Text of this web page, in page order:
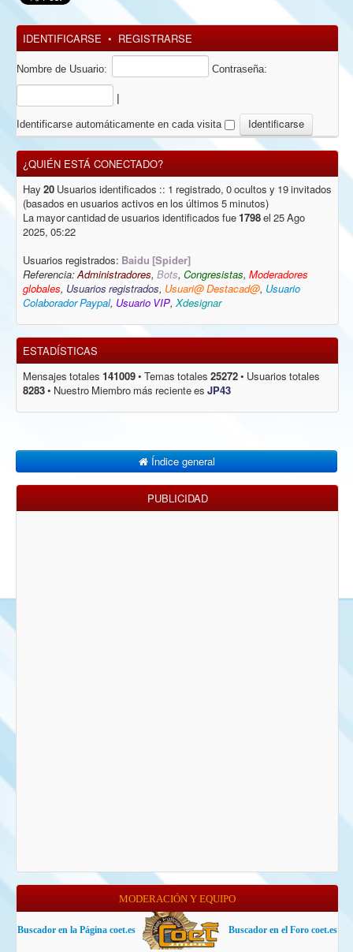
IDENTIFICARSE • REGISTRARSE
Nombre de Usuario: Contraseña:
Identificarse automáticamente en cada visita
¿QUIÉN ESTÁ CONECTADO?
Hay 20 Usuarios identificados :: 1 registrado, 0 ocultos y 19 invitados
(basados en usuarios activos en los últimos 5 minutos)
La mayor cantidad de usuarios identificados fue 1798 el 25 Ago
2025, 05:22
Usuarios registrados: Baidu [Spider]
Referencia: Administradores, Bots, Congresistas, Moderadores
globales, Usuarios registrados, Usuari@ Destacad@, Usuario
Colaborador Paypal, Usuario VIP, Xdesignar
ESTADÍSTICAS
Mensajes totales 141009 • Temas totales 25272 • Usuarios totales
8283 • Nuestro Miembro más reciente es JP43
Índice general
PUBLICIDAD
MODERACIÓN Y EQUIPO
Buscador en la Página coet.es Buscador en el Foro coet.es